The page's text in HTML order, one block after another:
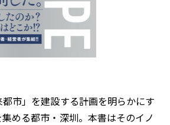
市」を建設する計画を明らかにす
める都市・深圳。本書はそのイノ